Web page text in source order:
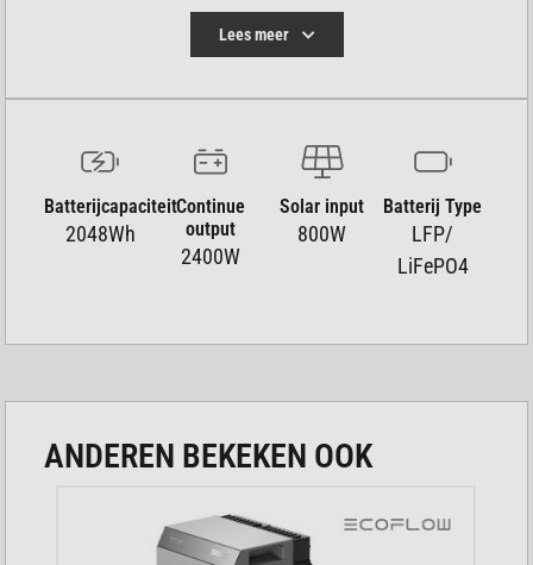
stopcontact of zonnepanelen.
De duurzame batterij gaat tot wel tien jaar mee
apparaten tegelijkertijd aan.
Het robuuste ontwerp is bestand tegen stoten
en intensief gebruik buiten.
ENORME BATTERIJCAPACITEIT VOOR
LANGDURIG GEBRUIK
Met een capaciteit van 2048 Wh voorziet dit station
Lees meer
Batterijcapaciteit
2048Wh
Continue
output
2400W
Solar input
800W
Batterij Type
LFP/
LiFePO4
ANDEREN BEKEKEN OOK